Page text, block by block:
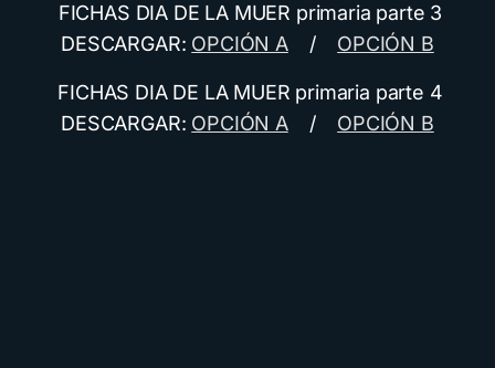
FICHAS DIA DE LA MUER primaria parte 3
DESCARGAR: OPCIÓN A/ OPCIÓN B
FICHAS DIA DE LA MUER primaria parte 4
DESCARGAR: OPCIÓN A/ OPCIÓN B